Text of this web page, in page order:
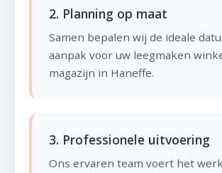
2. Planning op maat
Samen bepalen wij de ideale
aanpak voor uw leegmaken
magazijn in Haneffe.
3. Professionele uitvoering
Ons ervaren team voert het werk